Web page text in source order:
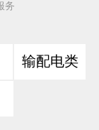
务
输配电类